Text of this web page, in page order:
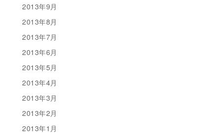
2013年9月
2013年8月
2013年7月
2013年6月
2013年5月
2013年4月
2013年3月
2013年2月
2013年1月